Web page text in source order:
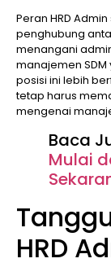
Peran HRD
penghubung
menangani
manajemen
posisi ini lebih
tetap harus
mengenai
Baca
Mulai
HRD